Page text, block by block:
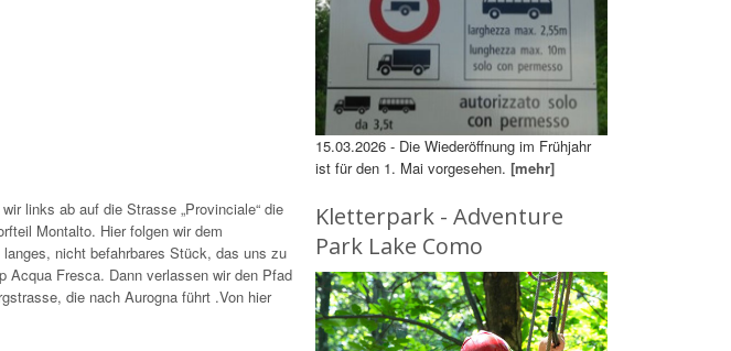
links ab auf die Strasse „Provinciale“ die
Montalto. Hier folgen wir dem
nicht befahrbares Stück, das uns zu
Acqua Fresca. Dann verlassen wir den Pfad
die nach Aurogna führt .Von hier
15.03.2026 - Die Wiederöffnung im Frühjahr
ist für den 1. Mai vorgesehen. [mehr]
Kletterpark - Adventure
Park Lake Como